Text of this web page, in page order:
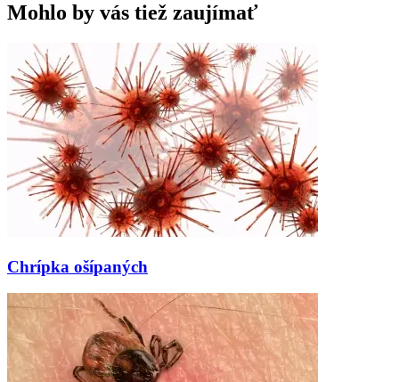
Mohlo by vás tiež zaujímať
Chrípka ošípaných